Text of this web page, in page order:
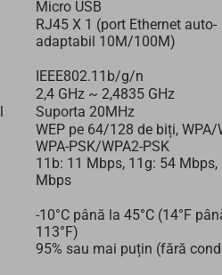
Micro USB
RJ45 X 1 (port Ethernet auto-
adaptabil 10M/100M)
IEEE802.11b/g/n
2,4 GHz ~ 2,4835 GHz
Suporta 20MHz
WEP pe 64/128 de biți, WPA/
WPA-PSK/WPA2-PSK
11b: 11 Mbps, 11g: 54 Mbps,
Mbps
-10°C până la 45°C (14°F
113°F)
95% sau mai puțin (fără